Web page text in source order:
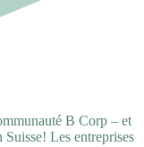
B Corp – et
Les entreprises